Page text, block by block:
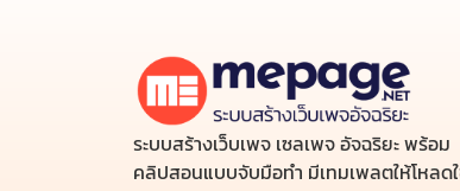
ระบบสร้างเว็บเพจ เซลเพจ อัจฉริยะ พร้อม
คลิปสอนแบบจับมือทำ มีเทมเพลตให้โหลด